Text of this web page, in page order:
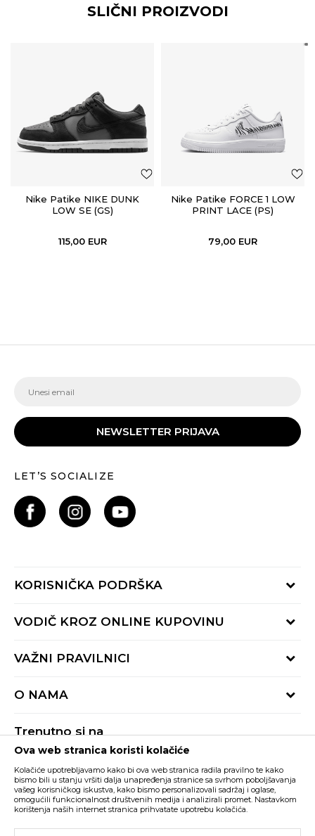
SLIČNI PROIZVODI
Nike Patike NIKE DUNK
LOW SE (GS)
115,00 EUR
Nike Patike FORCE 1 LOW
PRINT LACE (PS)
79,00 EUR
NEWSLETTER PRIJAVA
LET’S SOCIALIZE
KORISNIČKA PODRŠKA
Provjeri status porudžbine
Radno vrijeme 9-16h
VODIČ KROZ ONLINE KUPOVINU
Načini isporuke
Reklamacije
VAŽNI PRAVILNICI
Pravila Sport&Bonus programa
O NAMA
BUZZ Shopovi
Postani dio BUZZ tima
Trenutno si na
Buzz Crna Gora PROMIJENI
Nastojimo da budemo što precizniji u opisu proizvoda, prikazu slika i samih
cijena, ali ne možemo garantovati da su sve informacije kompletne i bez
grešaka. Svi artikli prikazani na sajtu su dio naše ponude i ne podrazumijeva da
su dostupni u svakom trenutku. Raspoloživost robe možete provjeriti pozivom
Ova web stranica koristi kolačiće
Kolačiće upotrebljavamo kako bi ova web stranica radila pravilno te kako
bismo bili u stanju vršiti dalja unapređenja stranice sa svrhom poboljšavanja
vašeg korisničkog iskustva, kako bismo personalizovali sadržaj i oglase,
omogućili funkcionalnost društvenih medija i analizirali promet. Nastavkom
korištenja naših internet stranica prihvatate upotrebu kolačića.